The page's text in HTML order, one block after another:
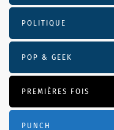
POLITIQUE
POP & GEEK
PREMIÈRES FOIS
PUNCH